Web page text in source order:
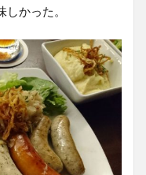
かった。